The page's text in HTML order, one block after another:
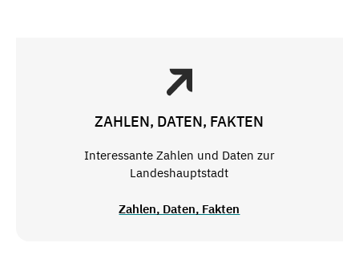
ZAHLEN, DATEN, FAKTEN
Interessante Zahlen und Daten zur
Landeshauptstadt
Zahlen, Daten, Fakten